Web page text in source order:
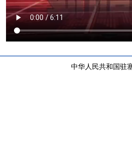
中华人民共和国驻